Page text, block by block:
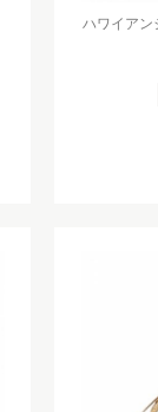
ハワイアン